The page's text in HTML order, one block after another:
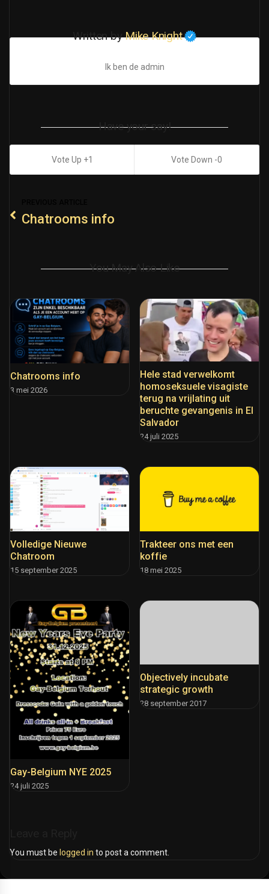
Written byMike Knight
Ik ben de admin
Have your say!
1 0
Chatrooms info
You May Also Like
Chatrooms info
3 mei 2026
Hele stad verwelkomt
homoseksuele visagiste
terug na vrijlating uit
beruchte gevangenis in El
Salvador
24 juli 2025
Volledige Nieuwe
Chatroom
15 september 2025
Trakteer ons met een
koffie
18 mei 2025
Gay-Belgium NYE 2025
24 juli 2025
Objectively incubate
strategic growth
28 september 2017
You must be logged in to post a comment.